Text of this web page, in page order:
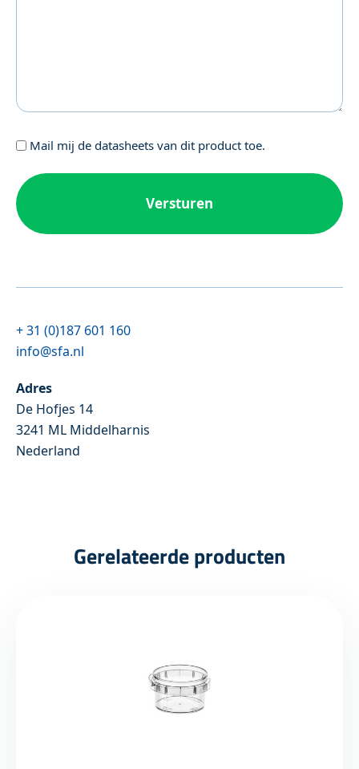
Geen
Mail mij de datasheets van dit product toe.
+ 31 (0)187 601 160
info@sfa.nl
Adres
De Hofjes 14
3241 ML Middelharnis
Nederland
Gerelateerde producten